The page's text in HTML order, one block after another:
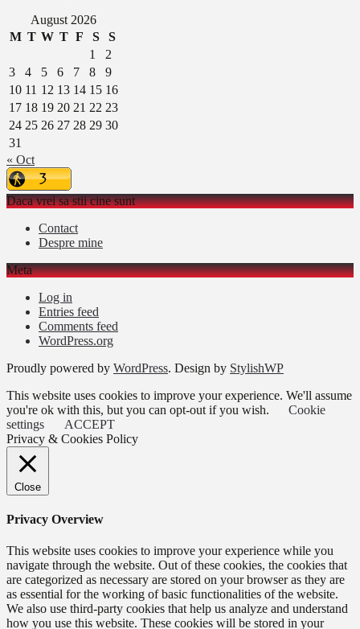
August 2026
M T W T F S
S
1
2
3
4 5 6 7 8
9
10 11 12 13 14 15 16
17 18 19 20 21 22 23
24 25 26 27 28 29 30
31
« Oct
Daca vrei sa stii cine sunt
Contact
Despre mine
Meta
Log in
Entries feed
Comments feed
WordPress.org
Proudly powered by WordPress. Design by StylishWP
This website uses cookies to improve your experience. We'll assume
you're ok with this, but you can opt-out if you wish.
Cookie
settings
ACCEPT
Privacy & Cookies Policy
Close
Privacy Overview
This website uses cookies to improve your experience while you
navigate through the website. Out of these cookies, the cookies that
are categorized as necessary are stored on your browser as they are
as essential for the working of basic functionalities of the website.
We also use third-party cookies that help us analyze and understand
how you use this website. These cookies will be stored in your